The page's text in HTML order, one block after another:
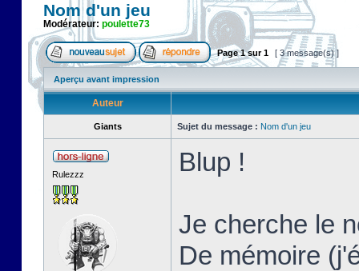
Nom d'un jeu
Modérateur: poulette73
Page1sur1 [ 3 message(s) ]
Aperçu avant impression
Auteur
Giants Sujet du message : Nom d'un jeu
Rulezzz Blup !
Je cherche le
De mémoire